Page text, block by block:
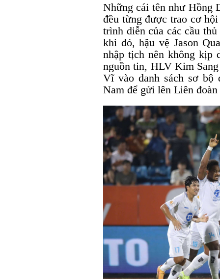
Những cái tên như Hồng
đều từng được trao cơ
trình diễn của các cầu
khi đó, hậu vệ Jason
nhập tịch nên không
nguồn tin, HLV Kim
Vĩ vào danh sách sơ
Nam để gửi lên Liên